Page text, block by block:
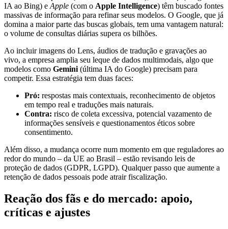
IA ao Bing) eApple (com o Apple Intelligence) têm buscado fontes
massivas de informação para refinar seus modelos. O Google, que já
domina a maior parte das buscas globais, tem uma vantagem natural:
o volume de consultas diárias supera os bilhões.
Ao incluir imagens do Lens, áudios de tradução e gravações ao
vivo, a empresa amplia seu leque de dados multimodais, algo que
modelos como Gemini(última IA do Google) precisam para
competir. Essa estratégia tem duas faces:
Pró: respostas mais contextuais, reconhecimento de objetos
em tempo real e traduções mais naturais.
Contra: risco de coleta excessiva, potencial vazamento de
informações sensíveis e questionamentos éticos sobre
consentimento.
Além disso, a mudança ocorre num momento em que reguladores ao
redor do mundo – da UE ao Brasil – estão revisando leis de
proteção de dados (GDPR, LGPD). Qualquer passo que aumente a
retenção de dados pessoais pode atrair fiscalização.
Reação dos fãs e do mercado: apoio,
críticas e ajustes